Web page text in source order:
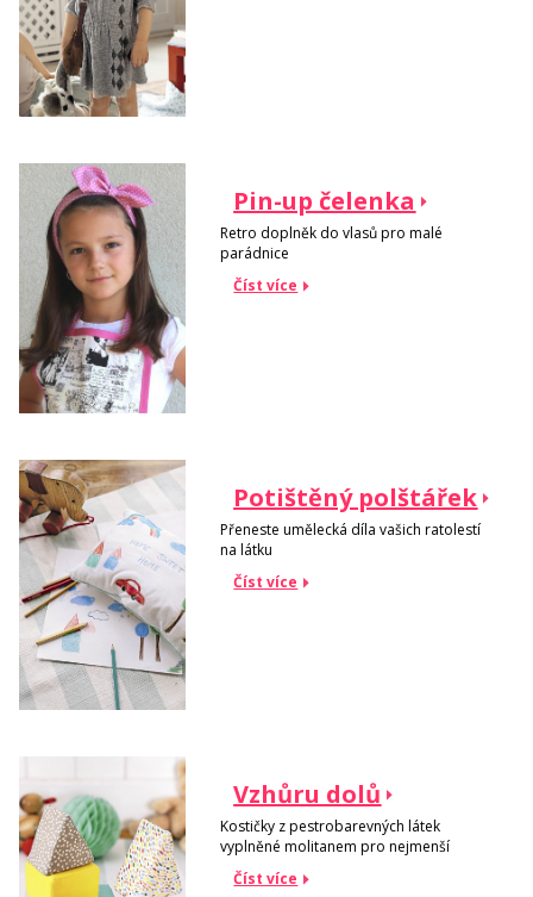
Pin-up čelenka
Retro doplněk do vlasů pro malé
parádnice
Číst více
Potištěný polštářek
Přeneste umělecká díla vašich ratolestí
na látku
Číst více
Vzhůru dolů
Kostičky z pestrobarevných látek
vyplněné molitanem pro nejmenší
Číst více